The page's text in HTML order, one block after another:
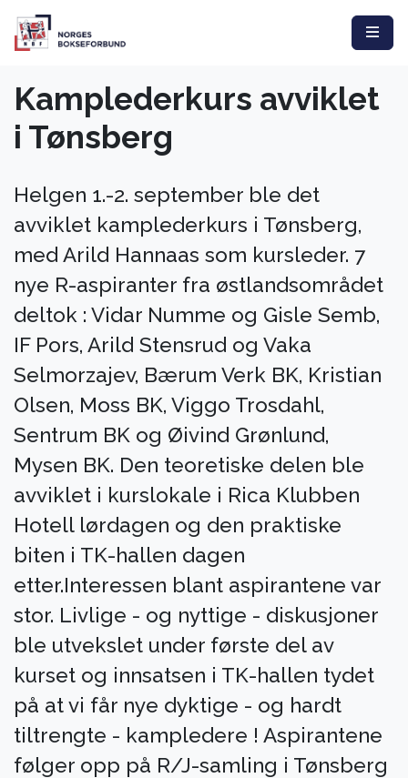
Kamplederkurs avviklet
i Tønsberg
Helgen 1.-2. september ble det
avviklet kamplederkurs i Tønsberg,
med Arild Hannaas som kursleder. 7
nye R-aspiranter fra østlandsområdet
deltok : Vidar Numme og Gisle Semb,
IF Pors, Arild Stensrud og Vaka
Selmorzajev, Bærum Verk BK, Kristian
Olsen, Moss BK, Viggo Trosdahl,
Sentrum BK og Øivind Grønlund,
Mysen BK. Den teoretiske delen ble
avviklet i kurslokale i Rica Klubben
Hotell lørdagen og den praktiske
biten i TK-hallen dagen
etter.Interessen blant aspirantene var
stor. Livlige - og nyttige - diskusjoner
ble utvekslet under første del av
kurset og innsatsen i TK-hallen tydet
på at vi får nye dyktige - og hardt
tiltrengte - kampledere ! Aspirantene
følger opp på R/J-samling i Tønsberg